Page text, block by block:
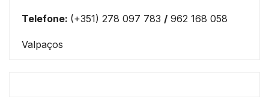
Telefone: (+351) 278 097 783 / 962 168 058
Valpaços